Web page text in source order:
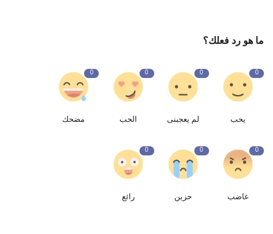
ما هو رد فعلك؟
0
يحب
0
لم يعجبنى
0
الحب
0
مضحك
0
غاضب
0
حزين
0
رائع